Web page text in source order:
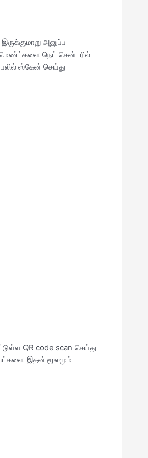
அனுப்ப
நெட் சென்டரில்
ஸ்கேன் செய்து
QR code scan செய்து
இதன் மூலமும்